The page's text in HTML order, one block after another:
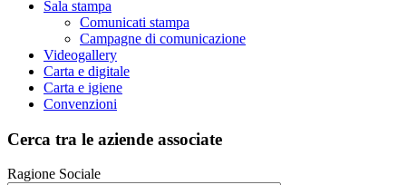
Sala stampa
Comunicati stampa
Campagne di comunicazione
Videogallery
Carta e digitale
Carta e igiene
Convenzioni
Cerca tra le aziende associate
Ragione Sociale